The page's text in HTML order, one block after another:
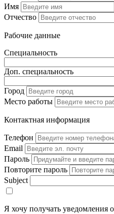
Имя
Отчество
Рабочие данные
Специальность
Доп. специальность
Город
Место работы
Контактная информация
Телефон
Email
Пароль
Повторите пароль
Subject
Я хочу получать уведомления